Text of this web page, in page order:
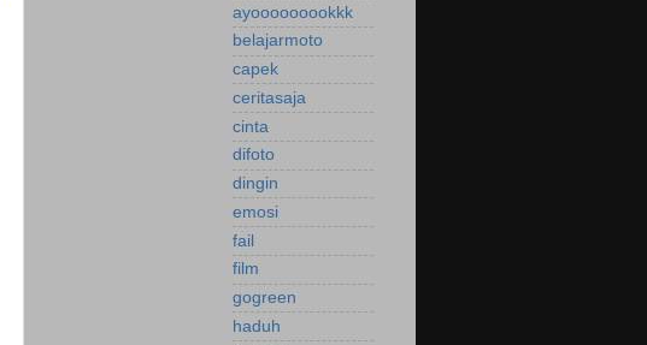
ayooooooookkk
belajarmoto
capek
ceritasaja
cinta
difoto
dingin
emosi
fail
film
gogreen
haduh